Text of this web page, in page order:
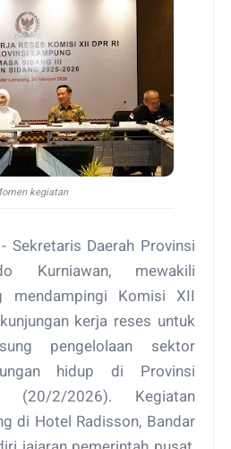
kegiatan
- Sekretaris Daerah Provinsi
Kurniawan, mewakili
mendampingi Komisi XII
kerja reses untuk
pengelolaan sektor
hidup di Provinsi
(20/2/2026). Kegiatan
di Hotel Radisson, Bandar